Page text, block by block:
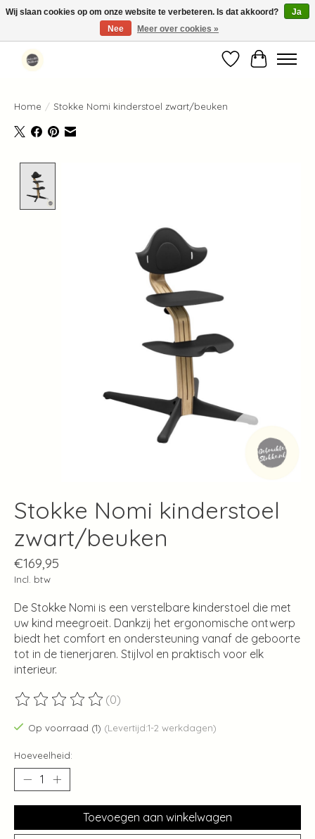
Standaard verzending binnen 1-2 werkdagen in Nederland en België ✓
Verlanglijst
Home / Stokke Nomi kinderstoel zwart/beuken
Stokke Nomi kinderstoel
zwart/beuken
€169,95
Incl. btw
De Stokke Nomi is een verstelbare kinderstoel die met
uw kind meegroeit. Dankzij het ergonomische ontwerp
biedt het comfort en ondersteuning vanaf de geboorte
tot in de tienerjaren. Stijlvol en praktisch voor elk
interieur.
De beoordeling van dit product is
(0)
Op voorraad (1) (Levertijd:1-2 werkdagen)
Hoeveelheid:
Toevoegen aan winkelwagen
Wij slaan cookies op om onze website te verbeteren. Is dat akkoord?
Ja
Nee
Meer over cookies »